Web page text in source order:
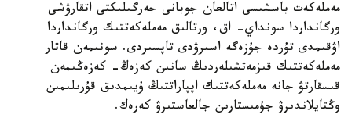
مەملەكەت باسشىسى اتالعان جوبانى جەرگىلىكتى اتقارۋشى
ورگانداردا سونداي- اق، ورتالىق مەملەكەتتىك ورگانداردا
اۋقىمدى تۇردە جۇزەگە اسىرۋدى تاپسىردى. سونىمەن قاتار
مەملەكەتتىك قىزمەتشىلەردىڭ سانىن كەزەڭ- كەزەڭىمەن
قىسقارتۋ جانە مەملەكەتتىك اپپاراتتىڭ ۇيىمدىق قۇرىلىمىن
وڭتايلاندىرۋ جۇمىستارىن جالعاستىرۋ كەرەك.